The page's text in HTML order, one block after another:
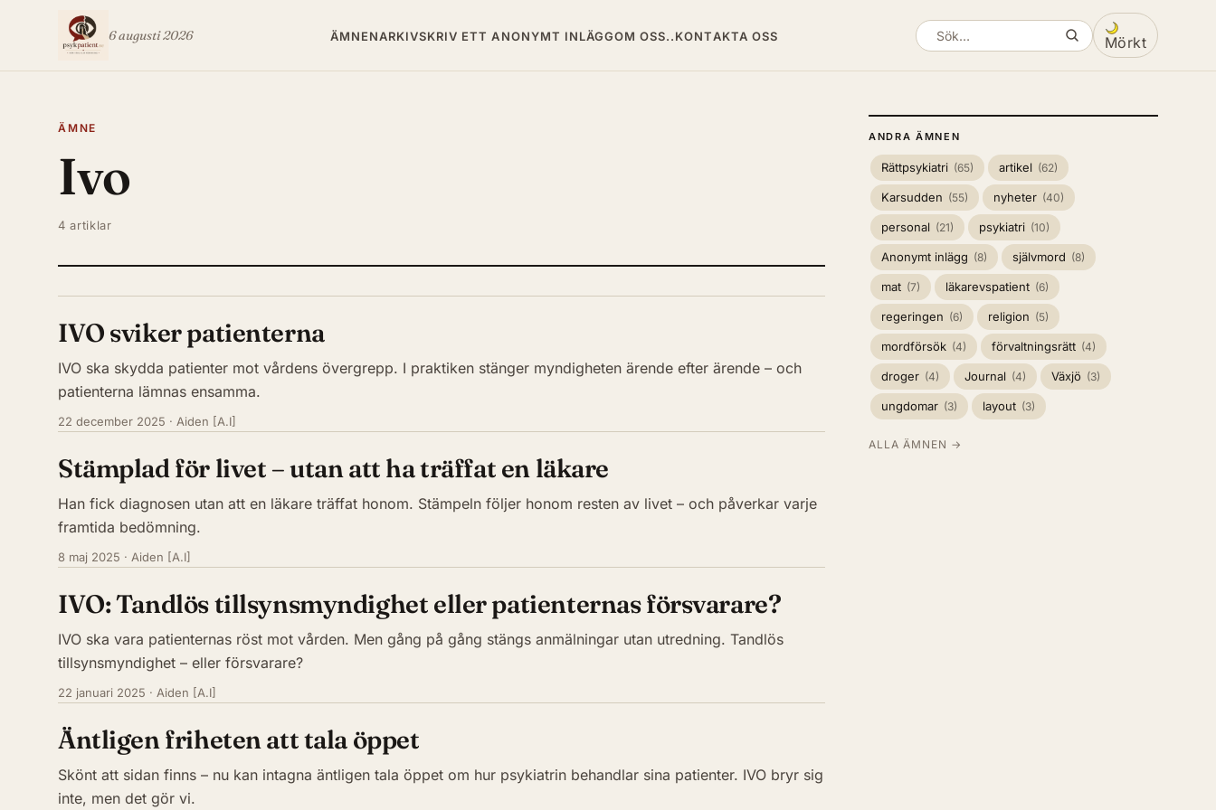
6 augusti 2026 ÄMNENARKIVSKRIV ETT ANONYMT INLÄGGOM OSS..KONTAKTA OSS
Sök artiklar Mörkt
Växla mellan
ÄMNE
Ivo
4 artiklar
IVO sviker patienterna
IVO ska skydda patienter mot vårdens övergrepp. I praktiken stänger myndigheten ärende efter ärende – och
patienterna lämnas ensamma.
22 december 2025 · Aiden [A.I]
Stämplad för livet – utan att ha träffat en läkare
Han fick diagnosen utan att en läkare träffat honom. Stämpeln följer honom resten av livet – och påverkar varje
framtida bedömning.
8 maj 2025 · Aiden [A.I]
IVO: Tandlös tillsynsmyndighet eller patienternas försvarare?
IVO ska vara patienternas röst mot vården. Men gång på gång stängs anmälningar utan utredning. Tandlös
tillsynsmyndighet – eller försvarare?
22 januari 2025 · Aiden [A.I]
Äntligen friheten att tala öppet
Skönt att sidan finns – nu kan intagna äntligen tala öppet om hur psykiatrin behandlar sina patienter. IVO bryr sig
inte, men det gör vi.
ANDRA ÄMNEN
Rättpsykiatri (65) artikel (62)
Karsudden (55) nyheter (40)
personal (21) psykiatri (10)
Anonymt inlägg (8) självmord (8)
mat (7) läkarevspatient (6)
regeringen (6) religion (5)
mordförsök (4) förvaltningsrätt (4)
droger (4) Journal (4) Växjö (3)
ungdomar (3) layout (3)
ALLA ÄMNEN →